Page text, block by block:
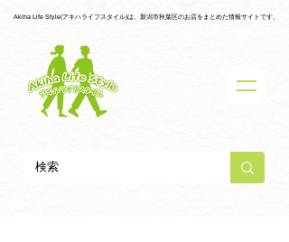
Akiha Life Style(アキハライフスタイル)は、新潟市秋葉区のお店をまとめた情報サイトです。